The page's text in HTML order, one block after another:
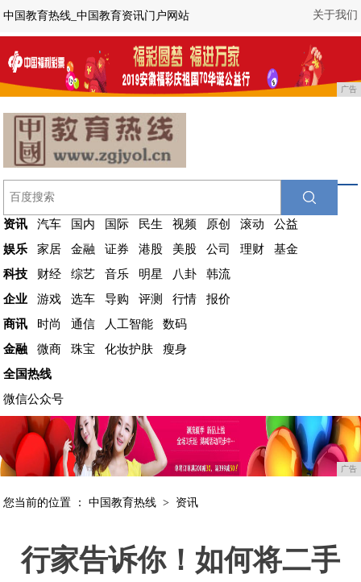
关于我们
中国教育热线_中国教育资讯门户网站
广告
资讯 汽车 国内 国际 民生 视频 原创 滚动
公益
娱乐
家居 金融 证券 港股 美股 公司 理财
基金
科技
财经 综艺 音乐 明星 八卦
韩流
企业
游戏 选车 导购 评测 行情
报价
商讯
时尚 通信 人工智能
数码
金融
微商 珠宝 化妆护肤
瘦身
全国热线
微信公众号
广告
您当前的位置 ：中国教育热线 > 资讯
行家告诉你！如何将二手